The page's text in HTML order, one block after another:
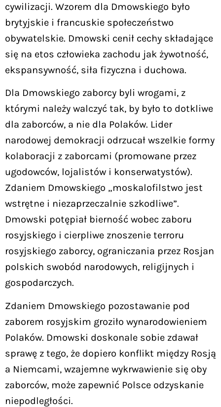
cywilizacji. Wzorem dla Dmowskiego było
brytyjskie i francuskie społeczeństwo
obywatelskie. Dmowski cenił cechy składające
się na etos człowieka zachodu jak żywotność,
ekspansywność, siła fizyczna i duchowa.
Dla Dmowskiego zaborcy byli wrogami, z
którymi należy walczyć tak, by było to dotkliwe
dla zaborców, a nie dla Polaków. Lider
narodowej demokracji odrzucał wszelkie formy
kolaboracji z zaborcami (promowane przez
ugodowców, lojalistów i konserwatystów).
Zdaniem Dmowskiego „moskalofilstwo jest
wstrętne i niezaprzeczalnie szkodliwe”.
Dmowski potępiał bierność wobec zaboru
rosyjskiego i cierpliwe znoszenie terroru
rosyjskiego zaborcy, ograniczania przez Rosjan
polskich swobód narodowych, religijnych i
gospodarczych.
Zdaniem Dmowskiego pozostawanie pod
zaborem rosyjskim groziło wynarodowieniem
Polaków. Dmowski doskonale sobie zdawał
sprawę z tego, że dopiero konflikt między Rosją
a Niemcami, wzajemne wykrwawienie się oby
zaborców, może zapewnić Polsce odzyskanie
niepodległości.